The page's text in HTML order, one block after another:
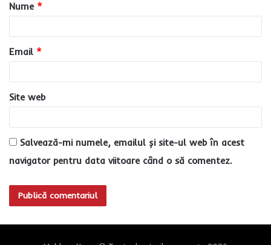
r
u
*
Nume *
Email *
Site web
Salvează-mi numele, emailul și site-ul web în acest
navigator pentru data viitoare când o să comentez.